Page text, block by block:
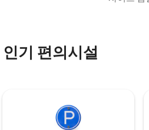
기 편의시설